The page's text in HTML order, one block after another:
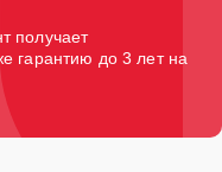
получает
гарантию до 3 лет на